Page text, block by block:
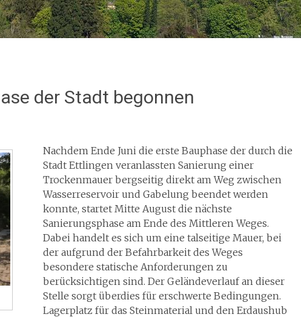
der Stadt begonnen
Nachdem Ende Juni die erste Bauphase der durch die
Stadt Ettlingen veranlassten Sanierung einer
Trockenmauer bergseitig direkt am Weg zwischen
Wasserreservoir und Gabelung beendet werden
konnte, startet Mitte August die nächste
Sanierungsphase am Ende des Mittleren Weges.
Dabei handelt es sich um eine talseitige Mauer, bei
der aufgrund der Befahrbarkeit des Weges
besondere statische Anforderungen zu
berücksichtigen sind. Der Geländeverlauf an dieser
Stelle sorgt überdies für erschwerte Bedingungen.
Lagerplatz für das Steinmaterial und den Erdaushub